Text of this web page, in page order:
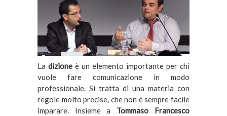
La dizioneè un elemento importante per chi
vuole fare comunicazione in modo
professionale. Si tratta di una materia con
regole molto precise, che non è sempre facile
imparare. Insieme a Tommaso Francesco